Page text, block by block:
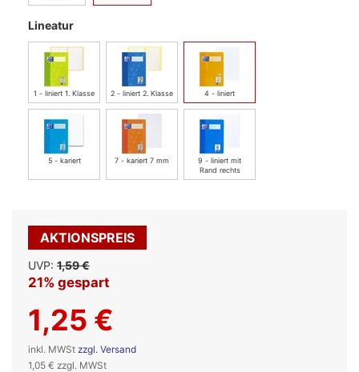
Lineatur
1 - liniert 1. Klasse 2 - liniert 2. Klasse 4 - liniert
5 - kariert 7 - kariert 7 mm
9 - liniert mit
Rand rechts
AKTIONSPREIS
UVP: 1,59 €
21% gespart
1,25 €
inkl. MWSt zzgl. Versand
1,05 € zzgl. MWSt